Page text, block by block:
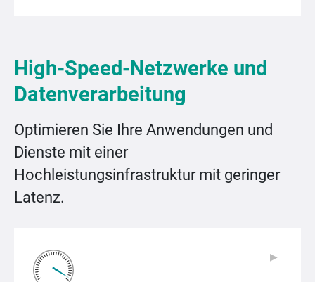
High-Speed-Netzwerke und
Datenverarbeitung
Optimieren Sie Ihre Anwendungen und
Dienste mit einer
Hochleistungsinfrastruktur mit geringer
Latenz.
▶